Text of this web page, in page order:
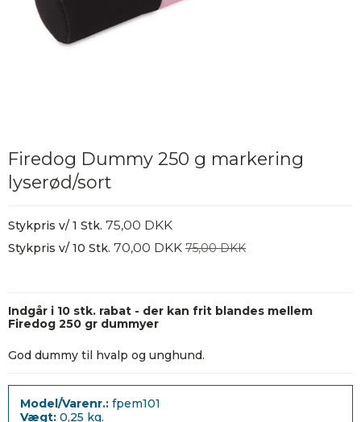
Firedog Dummy 250 g markering
lyserød/sort
Stykpris v/ 1 Stk. 75,00 DKK
Stykpris v/ 10 Stk. 70,00 DKK 75,00 DKK
Indgår i 10 stk. rabat - der kan frit blandes mellem
Firedog 250 gr dummyer
God dummy til hvalp og unghund.
Model/Varenr.: fpem101
Vægt: 0,25 kg.